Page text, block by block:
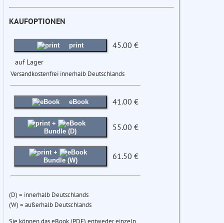
KAUFOPTIONEN
print 45.00 €
auf Lager
Versandkostenfrei innerhalb Deutschlands
eBook 41.00 €
+
Bundle (D)
55.00 €
+
Bundle (W)
61.50 €
(D) = innerhalb Deutschlands
(W) = außerhalb Deutschlands